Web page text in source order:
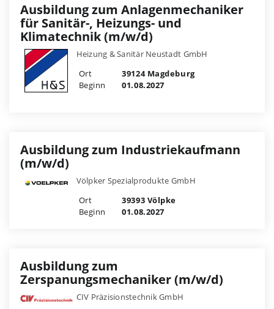
Ausbildung zum Anlagenmechaniker
für Sanitär-, Heizungs- und
Klimatechnik (m/w/d)
Heizung & Sanitär Neustadt GmbH
Ort
39124 Magdeburg
Beginn
01.08.2027
Ausbildung zum Industriekaufmann
(m/w/d)
Völpker Spezialprodukte GmbH
Ort
39393 Völpke
Beginn
01.08.2027
Ausbildung zum
Zerspanungsmechaniker (m/w/d)
CIV Präzisionstechnik GmbH